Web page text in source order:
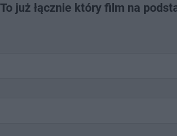
już łącznie który film na